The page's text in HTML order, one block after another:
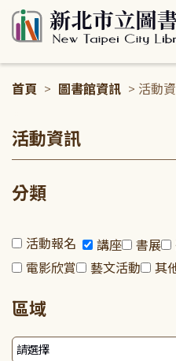
首頁 > 圖書館資訊 > 活動
活動資訊
分類
活動報名 講座 書展
電影欣賞
藝文活動 其
區域